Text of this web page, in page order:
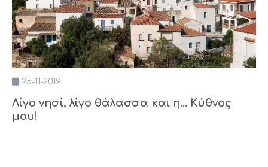
25-11-2019
Λίγο νησί, λίγο θάλασσα και η... Κύθνος
μου!